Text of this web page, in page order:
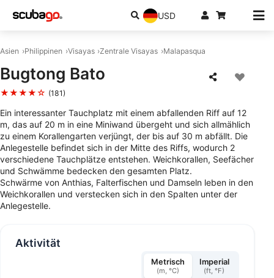
USD
Asien Philippinen Visayas Zentrale Visayas Malapasqua
Bugtong Bato
★★★★☆ (181)
Ein interessanter Tauchplatz mit einem abfallenden Riff auf 12
m, das auf 20 m in eine Miniwand übergeht und sich allmählich
zu einem Korallengarten verjüngt, der bis auf 30 m abfällt. Die
Anlegestelle befindet sich in der Mitte des Riffs, wodurch 2
verschiedene Tauchplätze entstehen. Weichkorallen, Seefächer
und Schwämme bedecken den gesamten Platz.
Schwärme von Anthias, Falterfischen und Damseln leben in den
Weichkorallen und verstecken sich in den Spalten unter der
Anlegestelle.
Aktivität
Metrisch
(m, °C)
Imperial
(ft, °F)